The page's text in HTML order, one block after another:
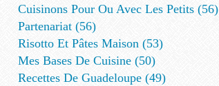
Cuisinons Pour Ou Avec Les Petits (56)
Partenariat (56)
Risotto Et Pâtes Maison (53)
Mes Bases De Cuisine (50)
Recettes De Guadeloupe (49)